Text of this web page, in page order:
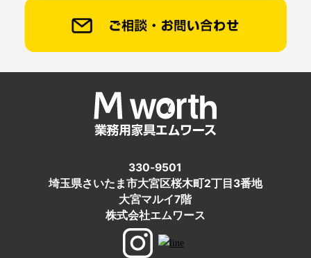
330-9501
埼玉県さいたま市大宮区桜木町2丁目3番地
大宮マルイ7階
株式会社エムワース